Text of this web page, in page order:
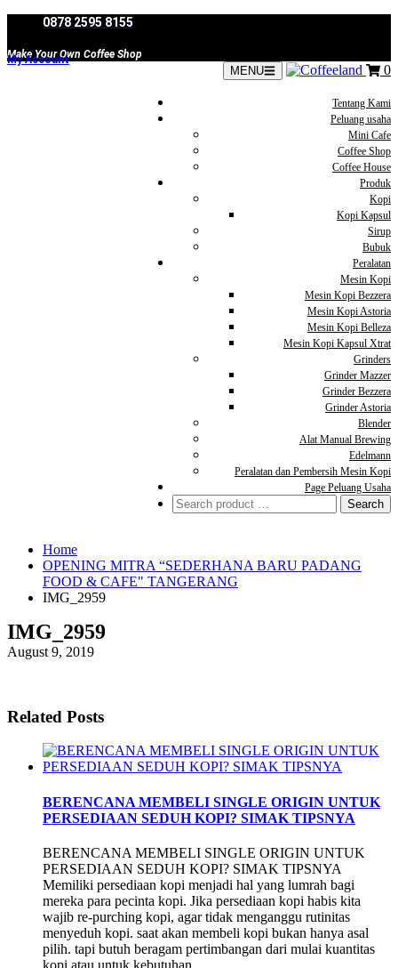
content
0878 2595 8155
Make Your Own Coffee Shop
My Account
MENU 0
Tentang Kami
Peluang usaha
Mini Cafe
Coffee Shop
Coffee House
Produk
Kopi
Kopi Kapsul
Sirup
Bubuk
Peralatan
Mesin Kopi
Mesin Kopi Bezzera
Mesin Kopi Astoria
Mesin Kopi Belleza
Mesin Kopi Kapsul Xtrat
Grinders
Grinder Mazzer
Grinder Bezzera
Grinder Astoria
Blender
Alat Manual Brewing
Edelmann
Peralatan dan Pembersih Mesin Kopi
Page Peluang Usaha
Search
for:
Home
OPENING MITRA “SEDERHANA BARU PADANG
FOOD & CAFE" TANGERANG
IMG_2959
IMG_2959
August 9, 2019
Related Posts
BERENCANA MEMBELI SINGLE ORIGIN UNTUK
PERSEDIAAN SEDUH KOPI? SIMAK TIPSNYA
BERENCANA MEMBELI SINGLE ORIGIN UNTUK
PERSEDIAAN SEDUH KOPI? SIMAK TIPSNYA
Memiliki persediaan kopi menjadi hal yang lumrah bagi
mereka para pecinta kopi. Jika persediaan kopi habis kita
wajib re-purching kopi, agar tidak menganggu rutinitas
menyeduh kopi. saat akan membeli kopi bukan hanya asal
pilih. tapi butuh beragam pertimbangan dari mulai kuantitas
kopi atau untuk kebutuhan …